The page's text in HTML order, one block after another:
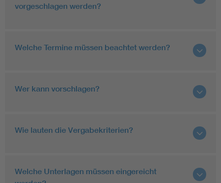
vorgeschlagen werden?
Welche Termine müssen beachtet werden?
Wer kann vorschlagen?
Wie lauten die Vergabekriterien?
Welche Unterlagen müssen eingereicht